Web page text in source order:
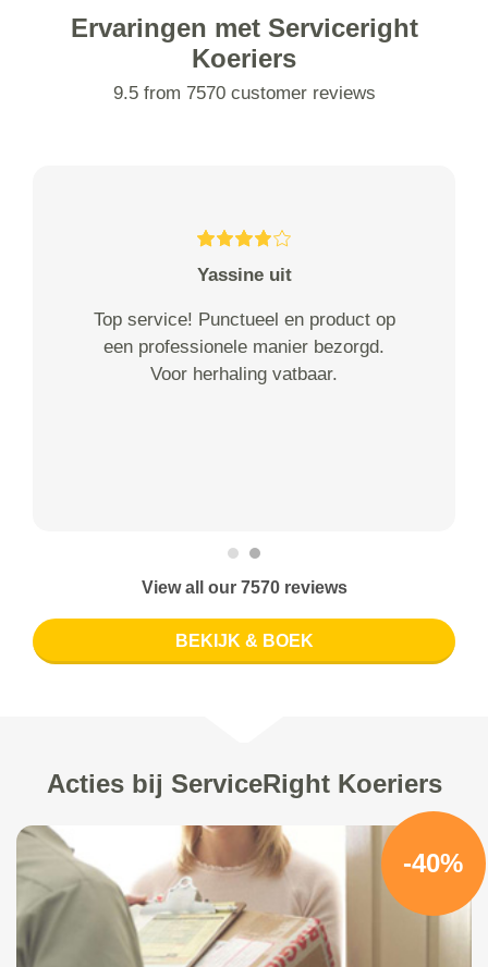
Ervaringen met Serviceright
Koeriers
9.5 from 7570 customer reviews
Yassine uit
Top service! Punctueel en product op
een professionele manier bezorgd.
Voor herhaling vatbaar.
View all our 7570 reviews
BEKIJK & BOEK
Acties bij ServiceRight Koeriers
-40%